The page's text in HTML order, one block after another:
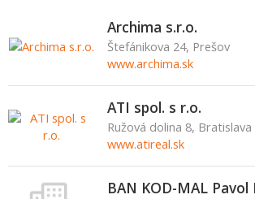
Archima s.r.o.
Štefánikova 24, Prešov
www.archima.sk
ATI spol. s r.o.
Ružová dolina 8,
www.atireal.sk
BAN KOD-MAL Pavol